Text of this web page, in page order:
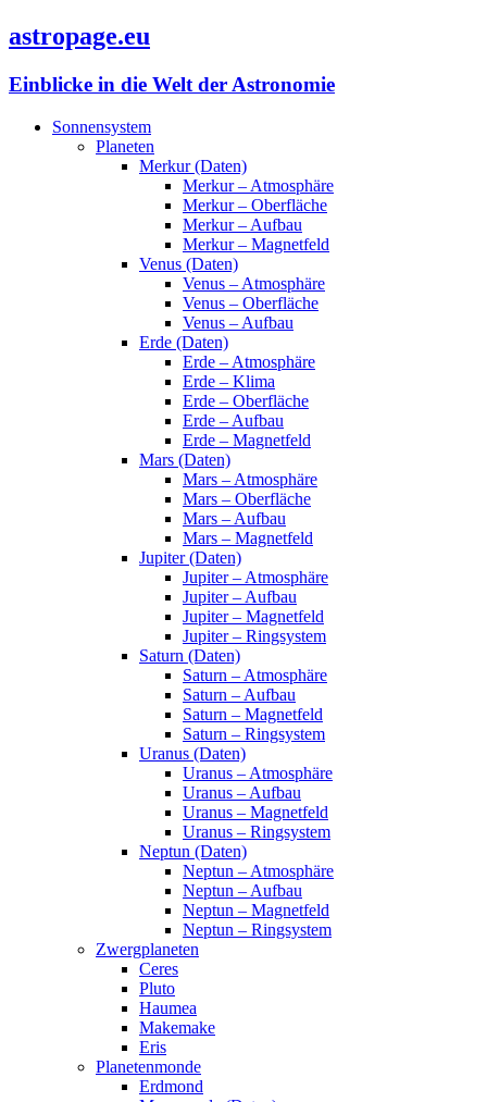
astropage.eu
Einblicke in die Welt der Astronomie
Sonnensystem
Planeten
Merkur (Daten)
Merkur – Atmosphäre
Merkur – Oberfläche
Merkur – Aufbau
Merkur – Magnetfeld
Venus (Daten)
Venus – Atmosphäre
Venus – Oberfläche
Venus – Aufbau
Erde (Daten)
Erde – Atmosphäre
Erde – Klima
Erde – Oberfläche
Erde – Aufbau
Erde – Magnetfeld
Mars (Daten)
Mars – Atmosphäre
Mars – Oberfläche
Mars – Aufbau
Mars – Magnetfeld
Jupiter (Daten)
Jupiter – Atmosphäre
Jupiter – Aufbau
Jupiter – Magnetfeld
Jupiter – Ringsystem
Saturn (Daten)
Saturn – Atmosphäre
Saturn – Aufbau
Saturn – Magnetfeld
Saturn – Ringsystem
Uranus (Daten)
Uranus – Atmosphäre
Uranus – Aufbau
Uranus – Magnetfeld
Uranus – Ringsystem
Neptun (Daten)
Neptun – Atmosphäre
Neptun – Aufbau
Neptun – Magnetfeld
Neptun – Ringsystem
Zwergplaneten
Ceres
Pluto
Haumea
Makemake
Eris
Planetenmonde
Erdmond